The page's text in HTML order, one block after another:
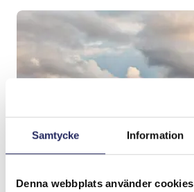
Samtycke Information
Denna webbplats använder cookies